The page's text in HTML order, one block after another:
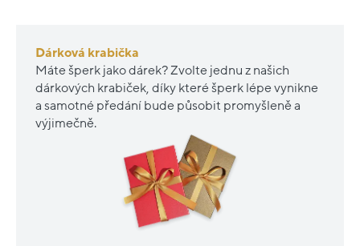
Dárková krabička
Máte šperk jako dárek? Zvolte jednu z našich
dárkových krabiček, díky které šperk lépe vynikne
a samotné předání bude působit promyšleně a
výjimečně.